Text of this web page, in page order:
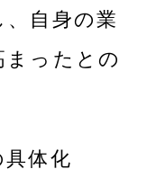
自身の業
まったとの
体化